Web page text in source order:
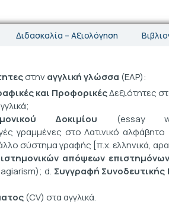
Διδασκαλία – Αξιολόγηση
στηναγγλική γλώσσα (EAP):
και ΠροφορικέςΔεξιότητες
Δοκιμίου (essay
γραμμένες στο Λατινικό αλφάβητο
σύστημα γραφής [π.χ. ελληνικά,
απόψεων
d. Συγγραφή Συνοδευτικής
(CV) στα αγγλικά.